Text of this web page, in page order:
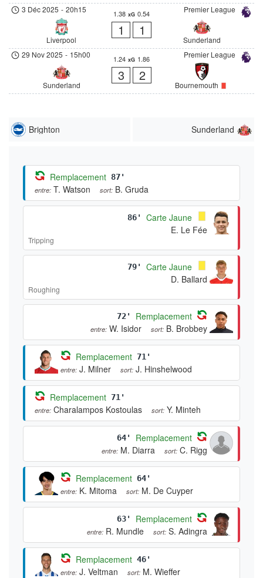
Premier League
3 Déc 2025 - 20h15
Liverpool
1.38 xG 0.54
1 1
Sunderland
Premier League
29 Nov 2025 - 15h00
Sunderland
1.24 xG 1.86
3 2
Bournemouth
Brighton Sunderland
Remplacement 87'
entre: T. Watson sort: B. Gruda
86'
Carte Jaune
E. Le Fée
Tripping
79'
Carte Jaune
D. Ballard
Roughing
72' Remplacement
entre: W. Isidor sort: B. Brobbey
Remplacement 71'
entre: J. Milner sort: J. Hinshelwood
Remplacement 71'
entre: Charalampos Kostoulas sort: Y. Minteh
64' Remplacement
entre: M. Diarra sort: C. Rigg
Remplacement 64'
entre: K. Mitoma sort: M. De Cuyper
63' Remplacement
entre: R. Mundle sort: S. Adingra
Remplacement 46'
entre: J. Veltman sort: M. Wieffer